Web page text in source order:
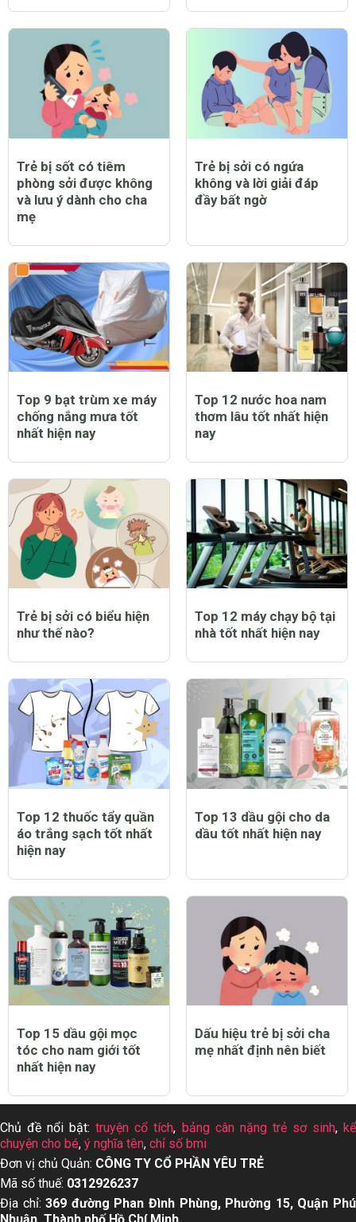
Trẻ bị sốt có tiêm
phòng sởi được không
và lưu ý dành cho cha
mẹ
Trẻ bị sởi có ngứa
không và lời giải đáp
đầy bất ngờ
Top 9 bạt trùm xe máy
chống nắng mưa tốt
nhất hiện nay
Top 12 nước hoa nam
thơm lâu tốt nhất hiện
nay
Trẻ bị sởi có biểu hiện
như thế nào?
Top 12 máy chạy bộ tại
nhà tốt nhất hiện nay
Top 12 thuốc tẩy quần
áo trắng sạch tốt nhất
hiện nay
Top 13 dầu gội cho da
dầu tốt nhất hiện nay
Top 15 dầu gội mọc
tóc cho nam giới tốt
nhất hiện nay
Dấu hiệu trẻ bị sởi cha
mẹ nhất định nên biết
Chủ đề nổi bật:truyện cổ tích, bảng cân nặng trẻ sơ sinh, kể
chuyện cho bé, ý nghĩa tên, chỉ số bmi
Đơn vị chủ Quản: CÔNG TY CỔ PHẦN YÊU TRẺ
Mã số thuế: 0312926237
Địa chỉ:369 đường Phan Đình Phùng, Phường 15, Quận Phú